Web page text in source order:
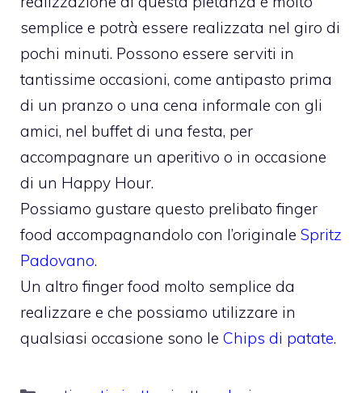
semplice e potrà essere realizzata nel giro di
pochi minuti. Possono essere serviti in
tantissime occasioni, come antipasto prima
di un pranzo o una cena informale con gli
amici, nel buffet di una festa, per
accompagnare un aperitivo o in occasione
di un Happy Hour.
Possiamo gustare questo prelibato finger
food accompagnandolo con l’originale Spritz
Padovano.
Un altro finger food molto semplice da
realizzare e che possiamo utilizzare in
qualsiasi occasione sono le Chips di patate.